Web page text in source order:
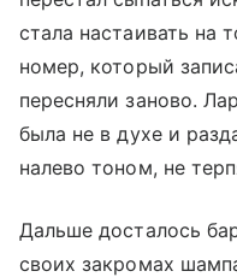
стала настаивать на
номер, который
пересняли заново.
была не в духе и
налево тоном, не
Дальше досталось
своих закромах